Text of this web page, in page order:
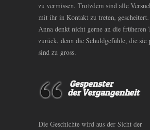
zu vermissen. Trotzdem sind alle
mit ihr in Kontakt zu treten,
Anna denkt nicht gerne an die früheren
zurück, denn die Schuldgefühle, die sie
sind zu gross.
Gespenster
der Vergangenheit
Die Geschichte wird aus der Sicht der